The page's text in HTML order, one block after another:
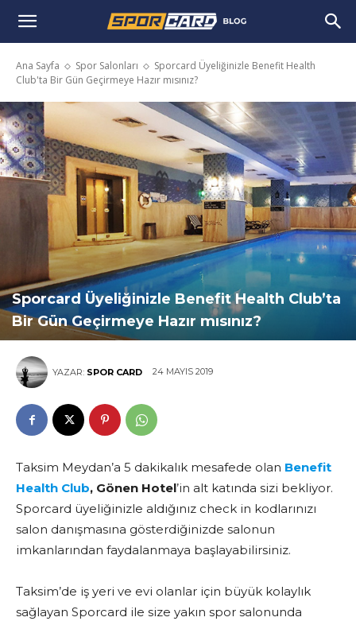
Ana Sayfa Spor Salonları
Sporcard Üyeliğinizle Benefit Health
Club'ta Bir Gün Geçirmeye Hazır mısınız?
Sporcard Üyeliğinizle Benefit Health Club’ta
Bir Gün Geçirmeye Hazır mısınız?
YAZAR: SPOR CARD 24 MAYIS 2019
Taksim Meydan’a 5 dakikalık mesafede olan Benefit
Health Club, Gönen Hotel’in alt katında sizi bekliyor.
Sporcard üyeliğinizle aldığınız check in kodlarınızı
salon danışmasına gösterdiğinizde salonun
imkanlarından faydalanmaya başlayabilirsiniz.
Taksim’de iş yeri ve evi olanlar için büyük kolaylık
sağlayan Sporcard ile size yakın spor salonunda